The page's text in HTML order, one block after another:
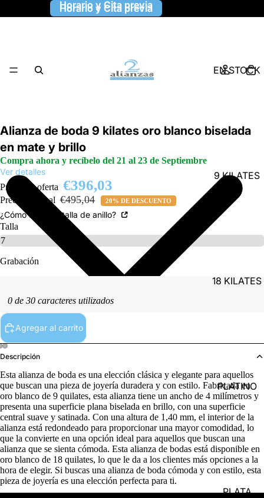
Horario y Cita previa
Horario y Cita previa
EN STOCK
9 KILATES
18 KILATES
PLATINO
PLATA
Alianza de boda 9 kilates oro blanco biselada
en mate y brillo
Compra ahora y recíbelo del 21 al 23 de Septiembre
Ver detalles
Precio de oferta €396,03
Precio habitual €495,04 20% DE DESCUENTO
¿Cómo saber la talla de anillo?
Talla
Grabación
0 de 30 caracteres utilizados
Agregar al carrito
Descripción
Esta alianza de boda es una elección clásica y elegante para aquellos
que buscan una pieza de joyería duradera y con estilo. Fabricada en
oro blanco de 9 quilates, esta alianza tiene un ancho de 4 milímetros y
presenta una superficie plana biselada en brillo, con una superficie
central suave y satinada. Con una altura de 1,40 mm, el interior de la
alianza está redondeado para proporcionar una mayor comodidad, lo
que la convierte en una opción ideal para aquellos que buscan una
alianza que se sienta cómoda. Esta alianza de bodas está disponible en
oro blanco de 18 quilates, lo que le da a los clientes más opciones a la
hora de elegir. Si buscas una alianza de boda cómoda y con estilo, esta
pieza de joyería es una elección perfecta para ti.